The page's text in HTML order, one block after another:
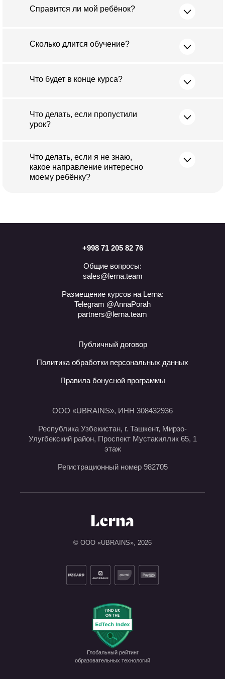
Справится ли мой ребёнок?
Сколько длится обучение?
Что будет в конце курса?
Что делать, если пропустили
урок?
Что делать, если я не знаю,
какое направление интересно
моему ребёнку?
+998 71 205 82 76
Общие вопросы:
sales@lerna.team
Размещение курсов на Lerna:
Telegram @AnnaPorah
partners@lerna.team
Публичный договор
Политика обработки персональных данных
Правила бонусной программы
ООО «UBRAINS», ИНН 308432936
Республика Узбекистан, г. Ташкент, Мирзо-
Улугбекский район, Проспект Мустакиллик 65, 1
этаж
Регистрационный номер 982705
© ООО «UBRAINS», 2026
Глобальный рейтинг
образовательных технологий